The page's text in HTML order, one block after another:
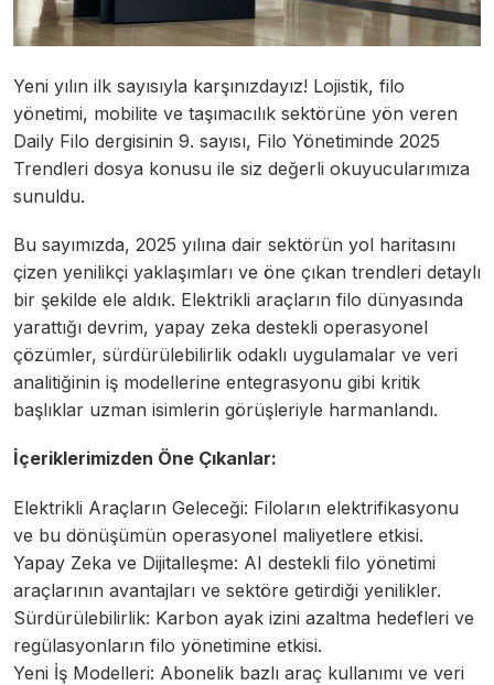
Yeni yılın ilk sayısıyla karşınızdayız! Lojistik, filo
yönetimi, mobilite ve taşımacılık sektörüne yön veren
Daily Filo dergisinin 9. sayısı, Filo Yönetiminde 2025
Trendleri dosya konusu ile siz değerli okuyucularımıza
sunuldu.
Bu sayımızda, 2025 yılına dair sektörün yol haritasını
çizen yenilikçi yaklaşımları ve öne çıkan trendleri detaylı
bir şekilde ele aldık. Elektrikli araçların filo dünyasında
yarattığı devrim, yapay zeka destekli operasyonel
çözümler, sürdürülebilirlik odaklı uygulamalar ve veri
analitiğinin iş modellerine entegrasyonu gibi kritik
başlıklar uzman isimlerin görüşleriyle harmanlandı.
İçeriklerimizden Öne Çıkanlar:
Elektrikli Araçların Geleceği: Filoların elektrifikasyonu
ve bu dönüşümün operasyonel maliyetlere etkisi.
Yapay Zeka ve Dijitalleşme: AI destekli filo yönetimi
araçlarının avantajları ve sektöre getirdiği yenilikler.
Sürdürülebilirlik: Karbon ayak izini azaltma hedefleri ve
regülasyonların filo yönetimine etkisi.
Yeni İş Modelleri: Abonelik bazlı araç kullanımı ve veri